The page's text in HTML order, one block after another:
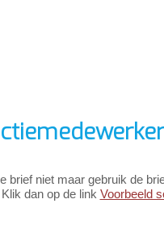
niet maar gebruik de
dan op de link Voorbeeld